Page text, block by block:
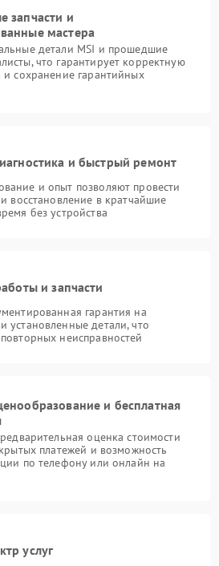
запчасти и
мастера
детали MSI и прошедшие
что гарантирует корректную
и сохранение гарантийных
и быстрый ремонт
и опыт позволяют провести
восстановление в кратчайшие
без устройства
и запчасти
гарантия на
установленные детали, что
неисправностей
и бесплатная
оценка стоимости
платежей и возможность
по телефону или онлайн на
услуг